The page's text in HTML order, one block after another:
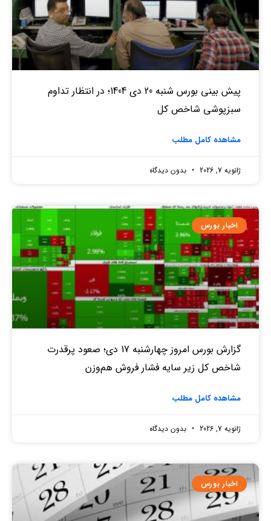
پیش بینی بورس شنبه 20 دی 1404؛ در انتظار تداوم
سبزپوشی شاخص کل
مشاهده کامل مطلب
ژانویه 7, 2026 بدون دیدگاه
اخبار بورس
گزارش بورس امروز چهارشنبه 17 دی؛ صعود پرقدرت
شاخص کل زیر سایه فشار فروش هم‌وزن
مشاهده کامل مطلب
ژانویه 7, 2026 بدون دیدگاه
اخبار بورس